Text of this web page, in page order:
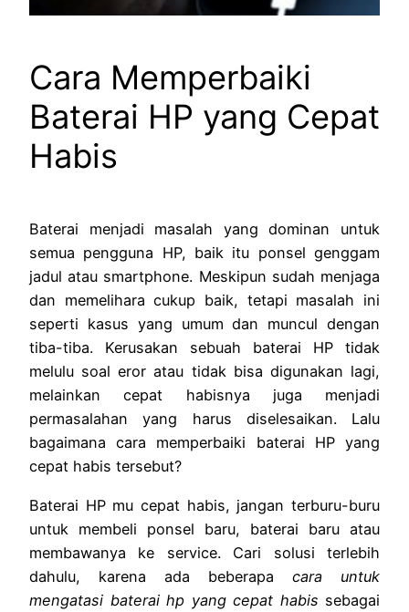
Cara Memperbaiki
Baterai HP yang Cepat
Habis
Baterai menjadi masalah yang dominan untuk
semua pengguna HP, baik itu ponsel genggam
jadul atau smartphone. Meskipun sudah menjaga
dan memelihara cukup baik, tetapi masalah ini
seperti kasus yang umum dan muncul dengan
tiba-tiba. Kerusakan sebuah baterai HP tidak
melulu soal eror atau tidak bisa digunakan lagi,
melainkan cepat habisnya juga menjadi
permasalahan yang harus diselesaikan. Lalu
bagaimana cara memperbaiki baterai HP yang
cepat habis tersebut?
Baterai HP mu cepat habis, jangan terburu-buru
untuk membeli ponsel baru, baterai baru atau
membawanya ke service. Cari solusi terlebih
dahulu, karena ada beberapa cara untuk
mengatasi baterai hp yang cepat habis sebagai